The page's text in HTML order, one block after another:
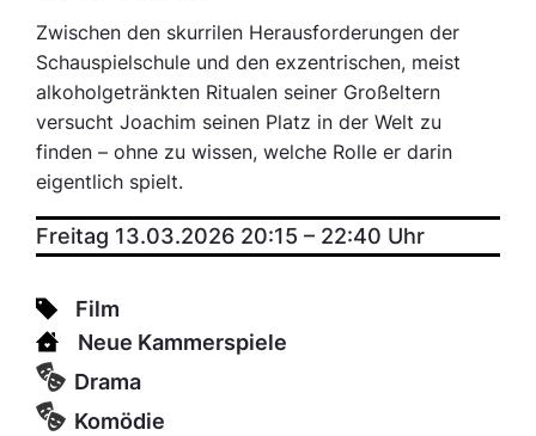
Zwischen den skurrilen Herausforderungen der
Schauspielschule und den exzentrischen, meist
alkoholgetränkten Ritualen seiner Großeltern
versucht Joachim seinen Platz in der Welt zu
finden – ohne zu wissen, welche Rolle er darin
eigentlich spielt.
Freitag 13.03.2026 20:15 – 22:40 Uhr
Film
Neue Kammerspiele
Drama
Komödie